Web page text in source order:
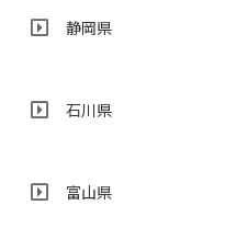
静岡県
石川県
富山県